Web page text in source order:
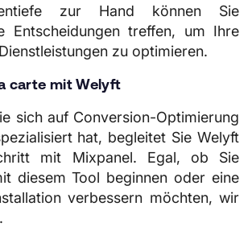
zur Hand können Sie
Entscheidungen treffen, um Ihre
zu optimieren.
carte mit Welyft
sich auf Conversion-Optimierung
hat, begleitet Sie Welyft
mit Mixpanel. Egal, ob Sie
diesem Tool beginnen oder eine
verbessern möchten, wir